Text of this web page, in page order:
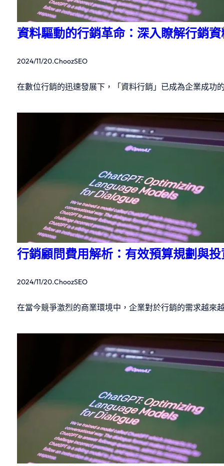
資料驅動的行銷革命：深入瞭解行銷
2024/11/20.ChoozSEO
在數位行銷的迅速發展下，「資料行銷」已成為企業成
行銷顧問費用解析：有效預算規劃與
2024/11/20.ChoozSEO
在當今競爭激烈的商業環境中，企業對於行銷的需求越